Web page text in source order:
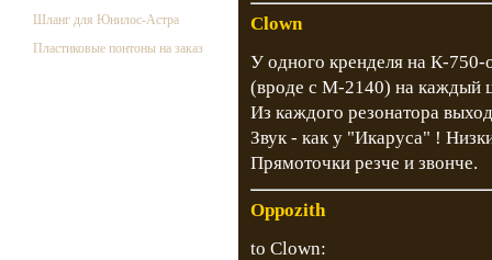
Шланг для Юнилос-Астра
Пластиковые понтоны на заказ
Clown
У одного кренделя на К-750-
(вроде с М-2140) на каждый
Из каждого резонатора
Звук - как у "Икаруса" !
Прямоточки резче и звонче.
Oppozith
to Clown: